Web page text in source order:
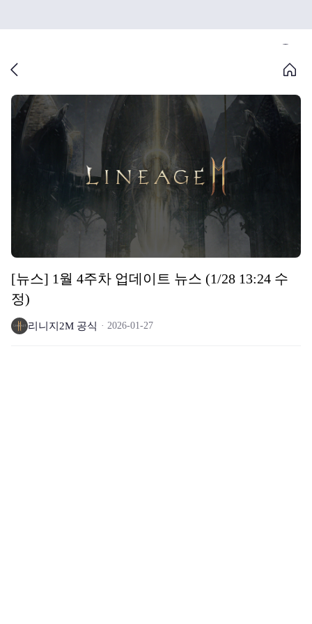
[뉴스] 1월 4주차 업데이트 뉴스 (1/28 13:24 수
정)
리니지2M 공식 2026-01-27